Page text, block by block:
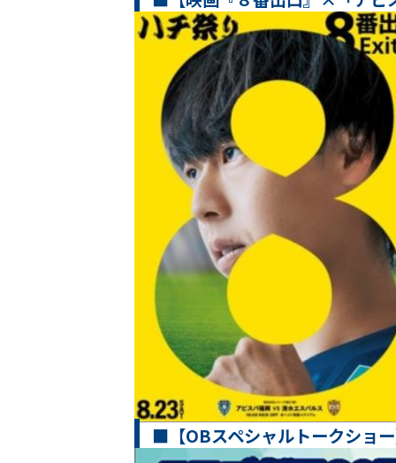
■【OBスペシャルトークショ